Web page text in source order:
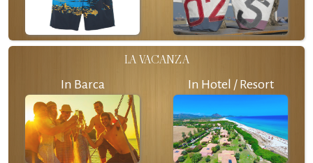
LA VACANZA
In Barca In Hotel / Resort